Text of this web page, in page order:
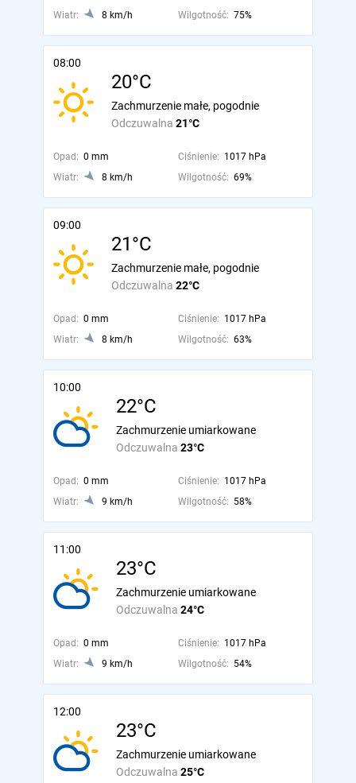
Wiatr: 8 km/h Wilgotność: 75%
08:00
20°C
Odczuwalna 21°C
Zachmurzenie małe, pogodnie
Opad: 0 mm Ciśnienie: 1017 hPa
Wiatr:
8 km/h Wilgotność: 69%
09:00
21°C
Odczuwalna 22°C
Zachmurzenie małe, pogodnie
Opad: 0 mm Ciśnienie: 1017 hPa
Wiatr:
8 km/h Wilgotność: 63%
10:00
22°C
Odczuwalna 23°C
Zachmurzenie umiarkowane
Opad: 0 mm Ciśnienie: 1017 hPa
Wiatr:
9 km/h Wilgotność: 58%
11:00
23°C
Odczuwalna 24°C
Zachmurzenie umiarkowane
Opad: 0 mm Ciśnienie: 1017 hPa
Wiatr:
9 km/h Wilgotność: 54%
12:00
23°C
Odczuwalna 25°C
Zachmurzenie umiarkowane